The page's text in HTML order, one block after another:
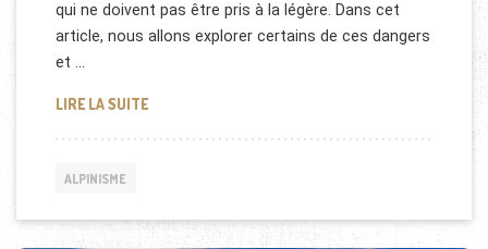
qui ne doivent pas être pris à la légère. Dans cet
article, nous allons explorer certains de ces dangers
et …
LIRE LA SUITELES DANGERS CACHÉS DE L’ALPINISME : COMMENT
ALPINISME